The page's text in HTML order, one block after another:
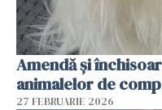
Amendă și
animalelor de
27 FEBRUARIE 2026